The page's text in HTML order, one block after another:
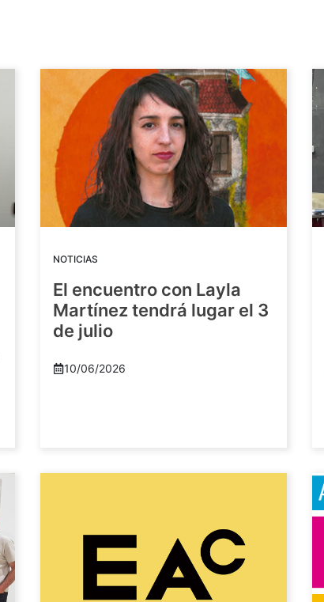
NOTICIAS
El encuentro con Layla
Martínez tendrá lugar el 3
de julio
10/06/2026